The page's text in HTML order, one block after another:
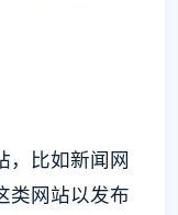
，比如新闻网
类网站以发布